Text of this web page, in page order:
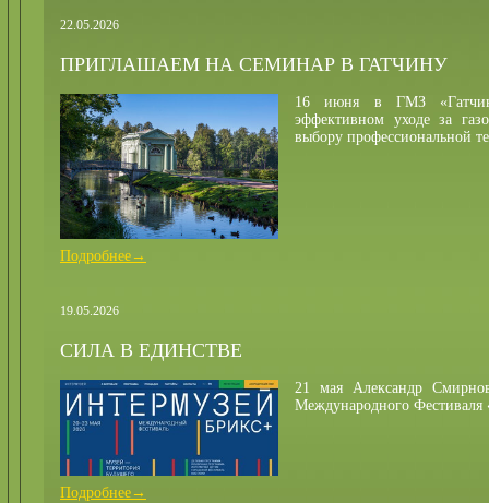
22.05.2026
ПРИГЛАШАЕМ НА СЕМИНАР В ГАТЧИНУ
16 июня в ГМЗ
эффективном уходе за
выбору профессиональной
Подробнее→
19.05.2026
СИЛА В ЕДИНСТВЕ
21 мая Александр
Международного
Подробнее→